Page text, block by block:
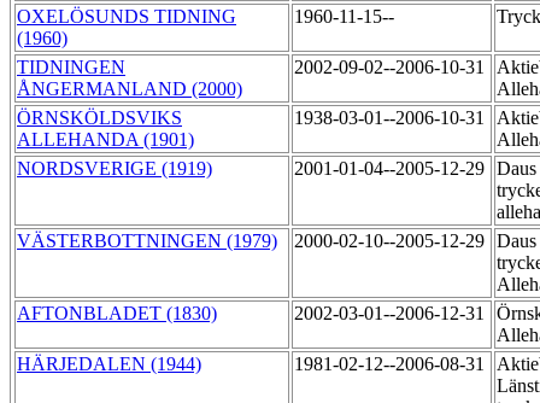
OXELÖSUNDS TIDNING
(1960)
1960-11-15--
TIDNINGEN
ÅNGERMANLAND (2000)
2002-09-02--2006-10-31
ÖRNSKÖLDSVIKS
ALLEHANDA (1901)
1938-03-01--2006-10-31
NORDSVERIGE (1919)
2001-01-04--2005-12-29 Daus
VÄSTERBOTTNINGEN (1979)
2000-02-10--2005-12-29 Daus
AFTONBLADET (1830)
2002-03-01--2006-12-31
HÄRJEDALEN (1944)
1981-02-12--2006-08-31